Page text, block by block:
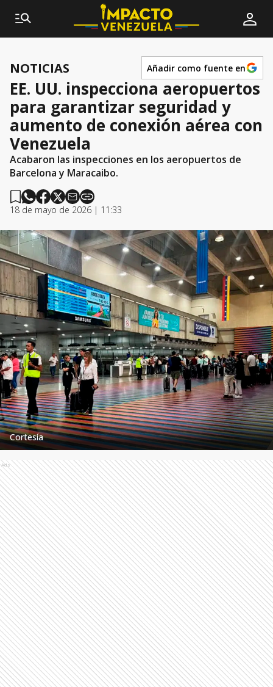
NOTICIAS Añadir como fuente en
EE. UU. inspecciona aeropuertos
para garantizar seguridad y
aumento de conexión aérea con
Venezuela
Acabaron las inspecciones en los aeropuertos de
Barcelona y Maracaibo.
18 de mayo de 2026 | 11:33
Cortesía
Ads